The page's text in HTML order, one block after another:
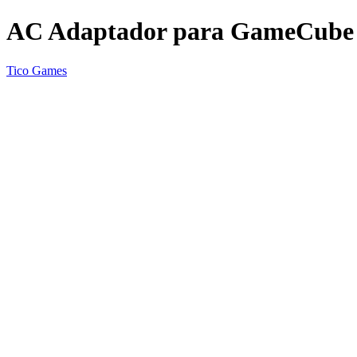
AC Adaptador para GameCube
Tico Games